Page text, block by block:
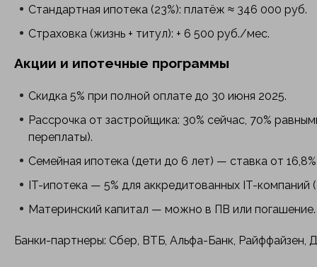
Стандартная ипотека (23%): платёж ≈ 346 000 руб.
Страховка (жизнь + титул): + 6 500 руб./мес.
Акции и ипотечные программы
Скидка 5% при полной оплате до 30 июня 2025.
Рассрочка от застройщика: 30% сейчас, 70%
переплаты).
Семейная ипотека (дети до 6 лет) — ставка от
IT-ипотека — 5% для аккредитованных IT-компаний
Материнский капитал — можно в ПВ или погашение.
Банки-партнеры: Сбер, ВТБ, Альфа-Банк,